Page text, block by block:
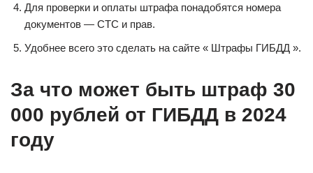
Для проверки и оплаты штрафа понадобятся номера
документов — СТС и прав.
Удобнее всего это сделать на сайте « Штрафы ГИБДД ».
За что может быть штраф 30
000 рублей от ГИБДД в 2024
году